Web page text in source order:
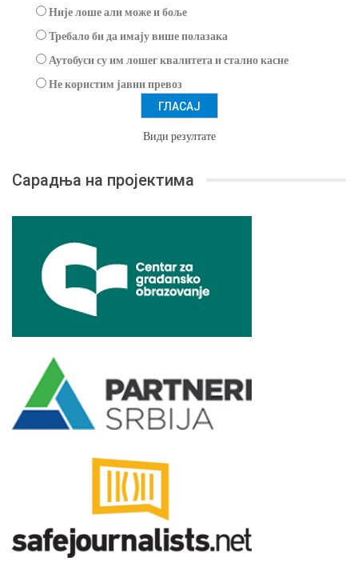
Није лоше али може и боље
Требало би да имају више полазака
Аутобуси су им лошег квалитета и стално касне
Не користим јавни превоз
Види резултате
Сарадња на пројектима